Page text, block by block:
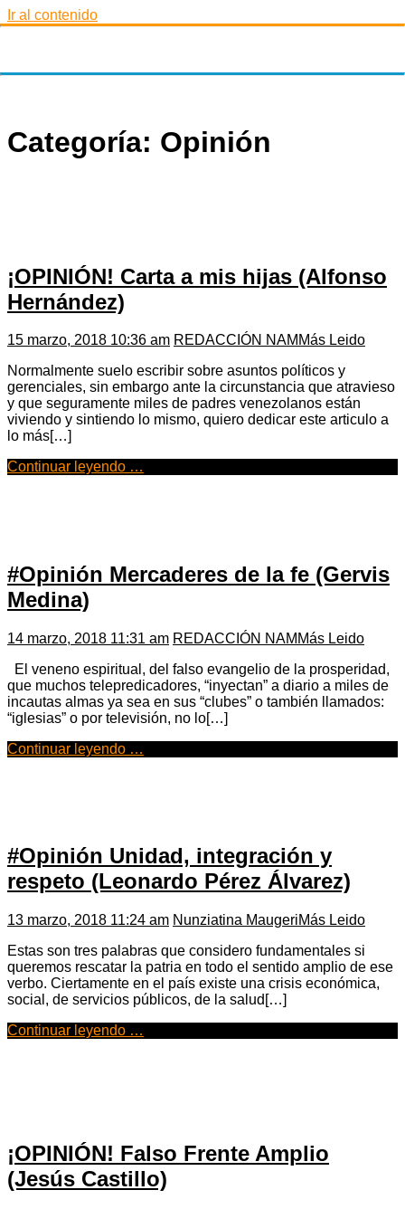
Ir al contenido
Categoría: Opinión
¡OPINIÓN! Carta a mis hijas (Alfonso
Hernández)
15 marzo, 2018 10:36 am REDACCIÓN NAM Más Leido
Normalmente suelo escribir sobre asuntos políticos y
gerenciales, sin embargo ante la circunstancia que atravieso
y que seguramente miles de padres venezolanos están
viviendo y sintiendo lo mismo, quiero dedicar este articulo a
lo más[…]
Continuar leyendo …
#Opinión Mercaderes de la fe (Gervis
Medina)
14 marzo, 2018 11:31 am REDACCIÓN NAM Más Leido
El veneno espiritual, del falso evangelio de la prosperidad,
que muchos telepredicadores, “inyectan” a diario a miles de
incautas almas ya sea en sus “clubes” o también llamados:
“iglesias” o por televisión, no lo[…]
Continuar leyendo …
#Opinión Unidad, integración y
respeto (Leonardo Pérez Álvarez)
13 marzo, 2018 11:24 am Nunziatina MaugeriMás Leido
Estas son tres palabras que considero fundamentales si
queremos rescatar la patria en todo el sentido amplio de ese
verbo. Ciertamente en el país existe una crisis económica,
social, de servicios públicos, de la salud[…]
Continuar leyendo …
¡OPINIÓN! Falso Frente Amplio
(Jesús Castillo)